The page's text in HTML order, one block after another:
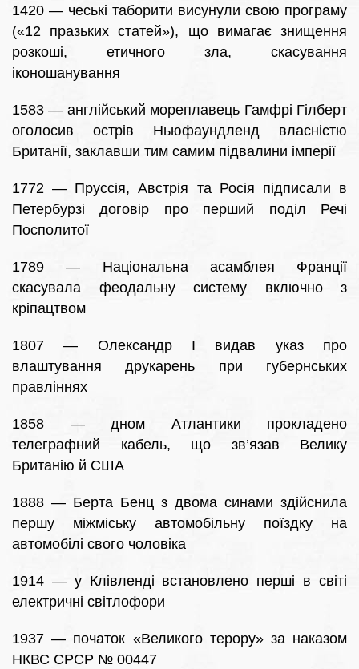
1420 — чеські таборити висунули свою програму
(«12 празьких статей»), що вимагає знищення
розкоші, етичного зла, скасування
іконошанування
1583 — англійський мореплавець Гамфрі Гілберт
оголосив острів Ньюфаундленд власністю
Британії, заклавши тим самим підвалини імперії
1772 — Пруссія, Австрія та Росія підписали в
Петербурзі договір про перший поділ Речі
Посполитої
1789 — Національна асамблея Франції
скасувала феодальну систему включно з
кріпацтвом
1807 — Олександр I видав указ про
влаштування друкарень при губернських
правліннях
1858 — дном Атлантики прокладено
телеграфний кабель, що зв’язав Велику
Британію й США
1888 — Берта Бенц з двома синами здійснила
першу міжміську автомобільну поїздку на
автомобілі свого чоловіка
1914 — у Клівленді встановлено перші в світі
електричні світлофори
1937 — початок «Великого терору» за наказом
НКВС СРСР № 00447